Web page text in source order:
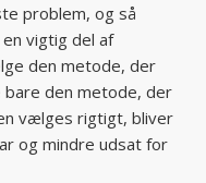
problem, og så
vigtig del af
den metode, der
bare den metode, der
vælges rigtigt, bliver
og mindre udsat for